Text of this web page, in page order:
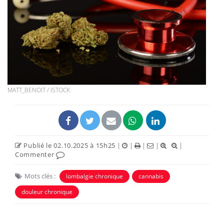
MATT_BENOIT / ISTOCK
Publié le 02.10.2025 à 15h25 | | | |
|
Commenter
Mots clés : lombalgie chronique
cannabis
douleur chronique